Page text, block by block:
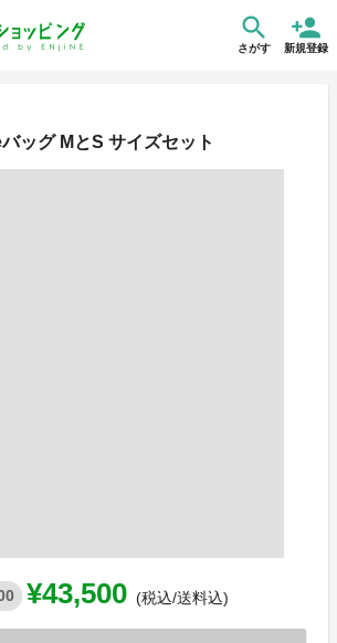
さがす 新規登録
ッグ MとS サイズセット
¥43,500 (税込/送料込)